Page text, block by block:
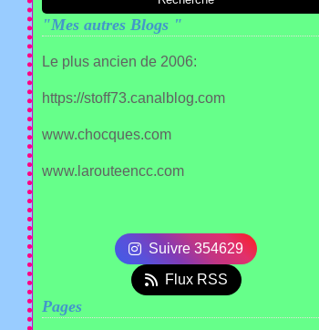
"Mes autres Blogs "
Le plus ancien de 2006:
https://stoff73.canalblog.com
www.chocques.com
www.larouteencc.com
Suivre 354629
Flux RSS
Pages